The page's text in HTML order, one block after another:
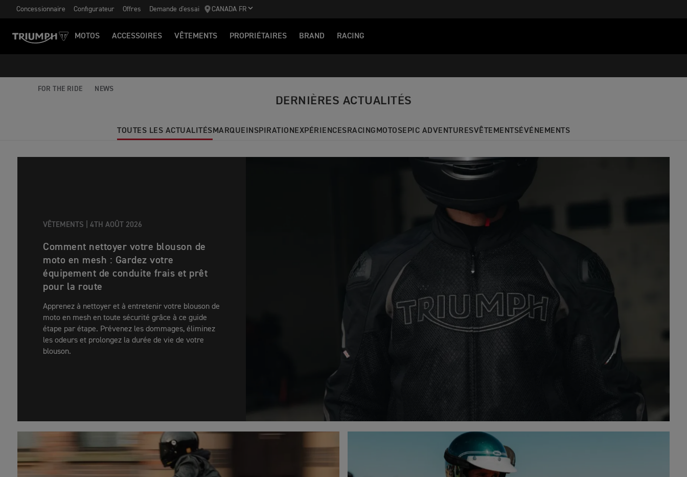
Concessionnaire Configurateur Offres Demande d'essai CANADA FR
MOTOS ACCESSOIRES VÊTEMENTS PROPRIÉTAIRES BRAND RACING
FOR THE RIDE NEWS
DERNIÈRES ACTUALITÉS
TOUTES LES ACTUALITÉS MARQUE INSPIRATION EXPÉRIENCES RACING MOTOSEPIC ADVENTURESVÊTEMENTSÉVÉNEMENTS
VÊTEMENTS | 4TH AOÛT 2026
Comment nettoyer votre blouson de
moto en mesh : Gardez votre
équipement de conduite frais et prêt
pour la route
Apprenez à nettoyer et à entretenir votre blouson de
moto en mesh en toute sécurité grâce à ce guide
étape par étape. Prévenez les dommages, éliminez
les odeurs et prolongez la durée de vie de votre
blouson.